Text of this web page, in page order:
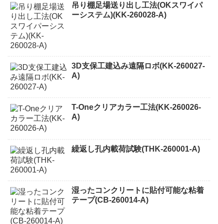
吊り棚足場送り出し工法(OKスワイパ
ーシステム)(KK-260028-A)
3D支保工建込み遠隔ロボ(KK-260027-
A)
T-Oneクリアカラー工法(KK-260026-
A)
繰返し孔内載荷試験(THK-260001-A)
湿ったコンクリートに貼付可能な粘着
テープ(CB-260014-A)